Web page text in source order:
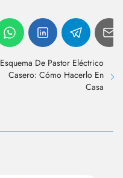
Esquema De Pastor Eléctrico
Casero: Cómo Hacerlo En
Casa